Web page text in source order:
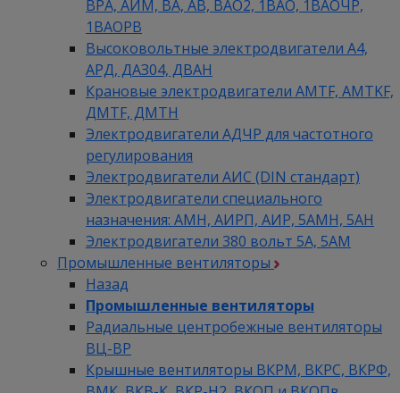
ВРА, АИМ, ВА, АВ, ВАO2, 1ВАО, 1ВАОЧР,
1ВАОРВ
Высоковольтные электродвигатели A4,
АРД, ДАЗ04, ДВАН
Крановые электродвигатели AMTF, AMTKF,
ДMTF, ДМТН
Электродвигатели АДЧР для частотного
регулирования
Электродвигатели АИС (DIN стандарт)
Электродвигатели специального
назначения: АМН, АИРП, АИР, 5АМН, 5АН
Электродвигатели 380 вольт 5А, 5АМ
Промышленные вентиляторы
Назад
Промышленные вентиляторы
Радиальные центробежные вентиляторы
ВЦ-ВР
Крышные вентиляторы ВКРМ, ВКРС, ВКРФ,